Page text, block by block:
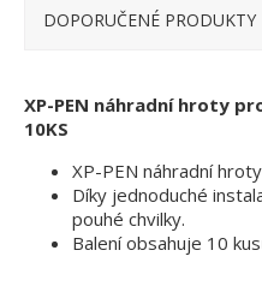
DOPORUČENÉ PRODUKTY
XP-PEN náhradní hroty
10KS
XP-PEN náhradní
Díky jednoduché
pouhé chvilky.
Balení obsahuje 10